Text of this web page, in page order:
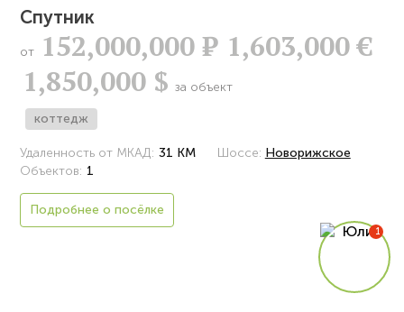
Спутник
от 152,000,000Р 1,603,000 €
1,850,000 $ за объект
коттедж
Удаленность от МКАД: 31 КМ Шоссе: Новорижское
Объектов: 1
Подробнее о посёлке